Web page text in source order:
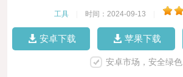
工具 时间：2024-09-13
安卓下载 苹果下载
安卓市场，安全绿色